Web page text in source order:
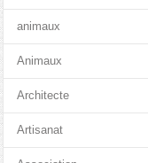
animaux
Animaux
Architecte
Artisanat